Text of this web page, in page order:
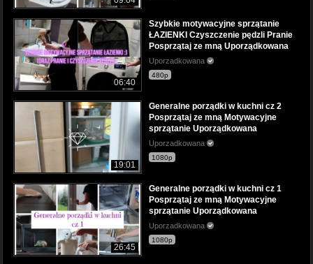
06:40
Szybkie motywacyjne sprzątanie
ŁAZIENKI Czyszczenie pędzli Pranie
Posprzątaj ze mną Uporządkowana
Uporzadkowana
480p
19:01
Generalne porządki w kuchni cz 2
Posprzątaj ze mną Motywacyjne
sprzątanie Uporządkowana
Uporzadkowana
1080p
26:45
Generalne porządki w kuchni cz 1
Posprzątaj ze mną Motywacyjne
sprzątanie Uporządkowana
Uporzadkowana
1080p